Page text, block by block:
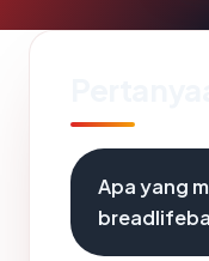
Apa yang